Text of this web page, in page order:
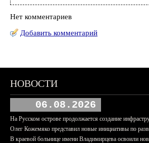
Нет комментариев
Добавить комментарий
НОВОСТИ
06.08.2026
На Русском острове продолжается создание
Олег Кожемяко представил новые инициативы по
В краевой больнице имени Владимирцева освоили